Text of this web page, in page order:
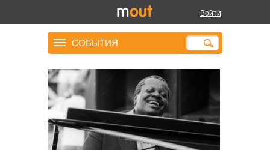
Войти
СОБЫТИЯ